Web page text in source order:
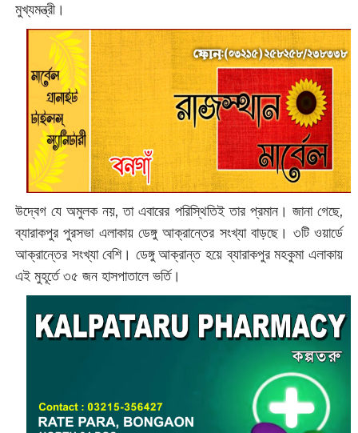
মুখ্যমন্ত্রী।
উদ্বেগ যে অমুলক নয়, তা এবারের পরিস্থিতিই তার প্রমান। জানা গেছে,
ব্যারাকপুর পুরসভা এলাকায় ডেঙ্গু আক্রান্তের সংখ্যা বাড়ছে। ৩টি ওয়ার্ডে
আক্রান্তের সংখ্যা বেশি। ডেঙ্গু আক্রান্ত হয়ে ব্যারাকপুর মহকুমা এলাকায়
এই মুহূর্তে ৩৫ জন হাসপাতালে ভর্তি।